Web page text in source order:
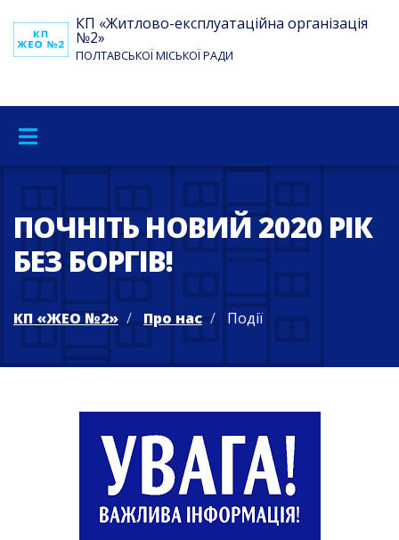
КП «Житлово-експлуатаційна організація
№2»
ПОЛТАВСЬКОЇ МІСЬКОЇ РАДИ
ПОЧНІТЬ НОВИЙ 2020 РІК
БЕЗ БОРГІВ!
КП «ЖЕО №2» Про нас Події